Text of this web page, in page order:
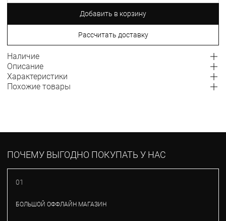
Добавить в корзину
Рассчитать доставку
Наличие
Описание
Характеристики
Похожие товары
ПОЧЕМУ ВЫГОДНО ПОКУПАТЬ У НАС
01
БОЛЬШОЙ ОФФЛАЙН МАГАЗИН